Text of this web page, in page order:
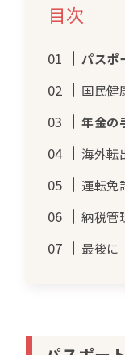
目次
パスポ
国民健
年金の
海外転
運転免
納税管
最後に